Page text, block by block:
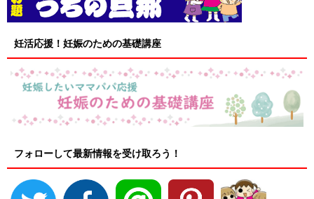
妊活応援！妊娠のための基礎講座
フォローして最新情報を受け取ろう！